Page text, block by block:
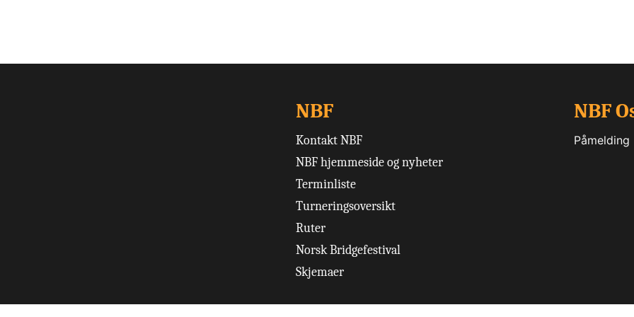
NBF
Kontakt NBF
NBF hjemmeside og nyheter
Terminliste
Turneringsoversikt
Ruter
Norsk Bridgefestival
Skjemaer
NBF
Påmelding